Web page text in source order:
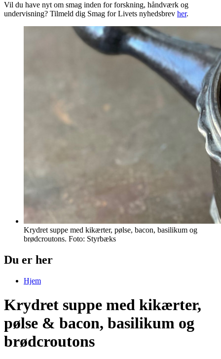
Vil du have nyt om smag inden for forskning, håndværk og
undervisning? Tilmeld dig Smag for Livets nyhedsbrev her.
Krydret suppe med kikærter, pølse, bacon, basilikum og
brødcroutons. Foto: Styrbæks
Du er her
Hjem
Krydret suppe med kikærter,
pølse & bacon, basilikum og
brødcroutons